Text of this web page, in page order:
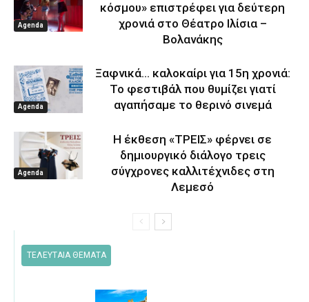
Agenda
κόσμου» επιστρέφει για δεύτερη
χρονιά στο Θέατρο Ιλίσια –
Βολανάκης
Agenda
Ξαφνικά… καλοκαίρι για 15η χρονιά:
Το φεστιβάλ που θυμίζει γιατί
αγαπήσαμε το θερινό σινεμά
Agenda
Η έκθεση «ΤΡΕΙΣ» φέρνει σε
δημιουργικό διάλογο τρεις
σύγχρονες καλλιτέχνιδες στη
Λεμεσό
ΤΕΛΕΥΤΑΙΑ ΘΕΜΑΤΑ